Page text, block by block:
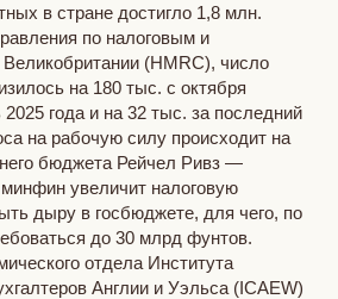
в стране достигло 1,8 млн.
по налоговым и
(HMRC), число
на 180 тыс. с октября
2025 года и на 32 тыс. за последний
на рабочую силу происходит на
бюджета Рейчел Ривз —
минфин увеличит налоговую
дыру в госбюджете, для чего, по
до 30 млрд фунтов.
отдела Института
Англии и Уэльса (ICAEW)